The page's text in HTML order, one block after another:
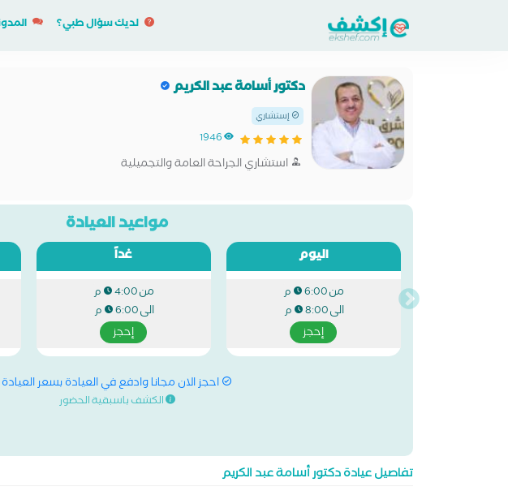
لديك سؤال طبي؟
دكتور أسامة عبد الكريم
إستشاري
1946
استشاري الجراحة العامة والتجميلية
مواعيد العيادة
اليوم
من6:00 م
الى8:00 م
إحجز
غداً
من4:00 م
الى6:00 م
إحجز
احجز الان مجانا وادفع في العيادة بسعر العيادة
الكشف باسبقية الحضور
تفاصيل عيادة دكتور أسامة عبد الكريم